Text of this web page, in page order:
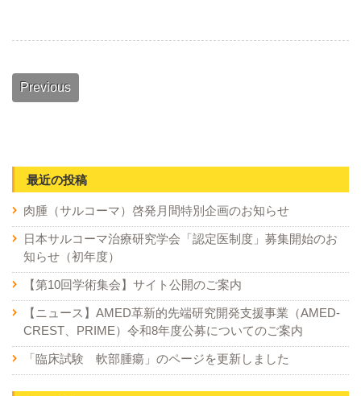
Previous
最近の投稿
肉腫（サルコーマ）啓発月間特別企画のお知らせ
日本サルコーマ治療研究学会「認定医制度」募集開始のお
知らせ（初年度）
【第10回学術集会】サイト公開のご案内
【ニュース】AMED革新的先端研究開発支援事業（AMED-
CREST、PRIME）令和8年度公募についてのご案内
「臨床試験 軟部腫瘍」のページを更新しました